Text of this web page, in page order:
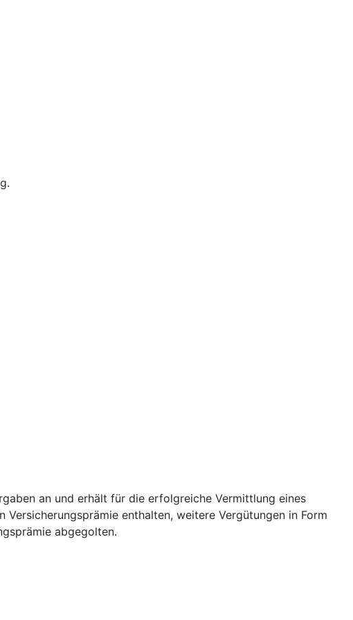
an und erhält für die erfolgreiche Vermittlung eines
enthalten, weitere Vergütungen in Form
abgegolten.